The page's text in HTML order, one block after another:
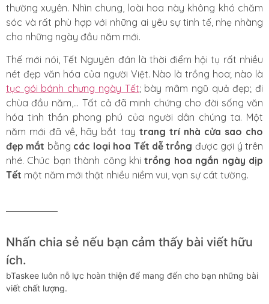
thường xuyên. Nhìn chung, loài hoa này không khó chăm
sóc và rất phù hợp với những ai yêu sự tinh tế, nhẹ nhàng
cho những ngày đầu năm mới.
Thế mới nói, Tết Nguyên đán là thời điểm hội tụ rất nhiều
nét đẹp văn hóa của người Việt. Nào là trồng hoa; nào là
tục gói bánh chưng ngày Tết; bày mâm ngũ quả đẹp; đi
chùa đầu năm,… Tất cả đã minh chứng cho đời sống văn
hóa tinh thần phong phú của người dân chúng ta. Một
năm mới đã về, hãy bắt tay trang trí nhà cửa sao cho
đẹp mắt bằng các loại hoa Tết dễ trồng được gợi ý trên
nhé. Chúc bạn thành công khitrồng hoa ngắn ngày dịp
Tết một năm mới thật nhiều niềm vui, vạn sự cát tường.
Nhấn chia sẻ nếu bạn cảm thấy bài viết hữu
ích.
bTaskee luôn nỗ lực hoàn thiện để mang đến cho bạn những bài
viết chất lượng.